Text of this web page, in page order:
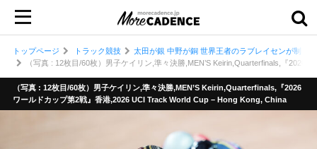
トップページ トラック競技
太田が銀 中野が銅 世界王者のラブレイセンが制し
（写真 : 12枚目/60枚）男子ケイリン,準々決勝,MEN’S Keirin,Quarterfinals,『2026
（写真 : 12枚目/60枚）男子ケイリン,準々決勝,MEN’S Keirin,Quarterfinals,『2026
ワールドカップ第2戦』香港,2026 UCI Track World Cup – Hong Kong, China